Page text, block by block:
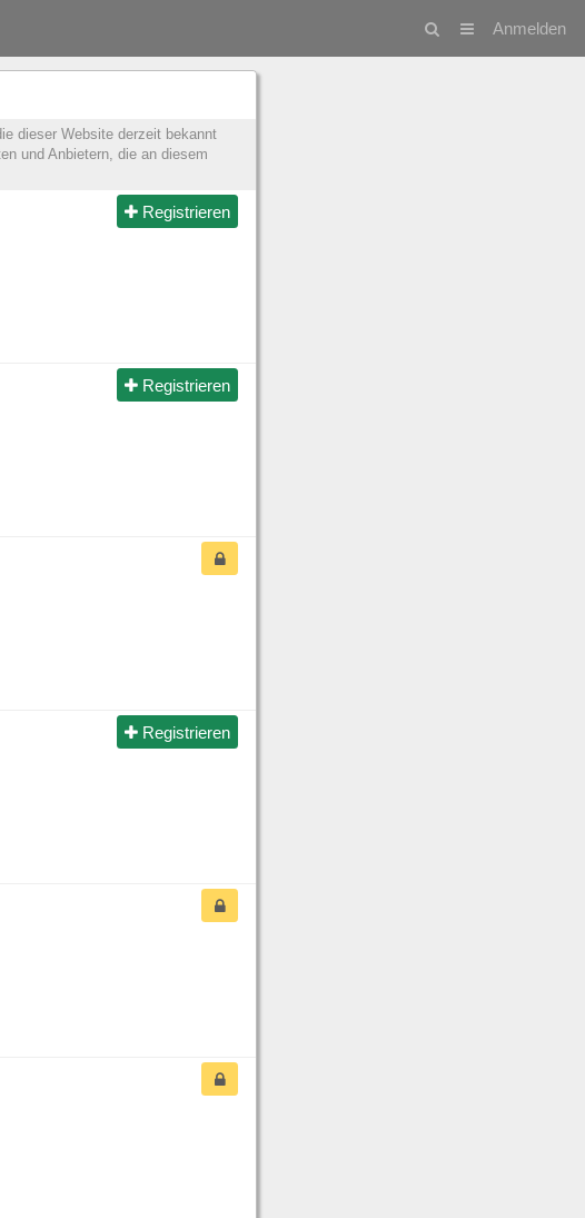
Anmelden
dieser Website derzeit bekannt
und Anbietern, die an diesem
Registrieren
Registrieren
Registrieren